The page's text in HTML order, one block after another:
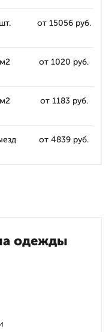
шт. от 15056 руб.
м2 от 1020 руб.
м2 от 1183 руб.
от 4839 руб.
одежды